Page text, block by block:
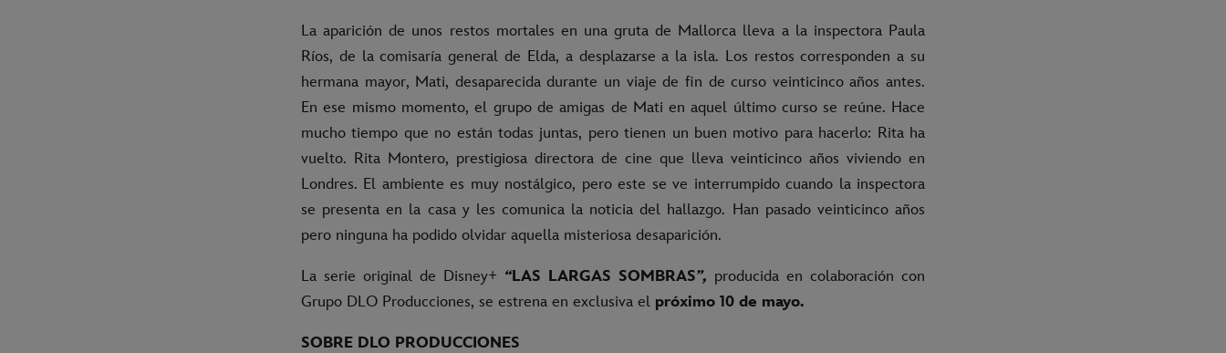
La aparición de unos restos mortales en una gruta de Mallorca lleva a la inspectora Paula
Ríos, de la comisaría general de Elda, a desplazarse a la isla. Los restos corresponden a su
hermana mayor, Mati, desaparecida durante un viaje de fin de curso veinticinco años antes.
En ese mismo momento, el grupo de amigas de Mati en aquel último curso se reúne. Hace
mucho tiempo que no están todas juntas, pero tienen un buen motivo para hacerlo: Rita ha
vuelto. Rita Montero, prestigiosa directora de cine que lleva veinticinco años viviendo en
Londres. El ambiente es muy nostálgico, pero este se ve interrumpido cuando la inspectora
se presenta en la casa y les comunica la noticia del hallazgo. Han pasado veinticinco años
pero ninguna ha podido olvidar aquella misteriosa desaparición.
La serie original de Disney+ “LAS LARGAS SOMBRAS”, producida en colaboración con
Grupo DLO Producciones, se estrena en exclusiva el próximo 10 de mayo.
SOBRE DLO PRODUCCIONES